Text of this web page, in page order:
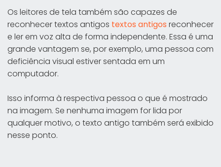
Os leitores de tela também são capazes de
reconhecer textos antigos textos antigos reconhecer
e ler em voz alta de forma independente. Essa é uma
grande vantagem se, por exemplo, uma pessoa com
deficiência visual estiver sentada em um
computador.
Isso informa à respectiva pessoa o que é mostrado
na imagem. Se nenhuma imagem for lida por
qualquer motivo, o texto antigo também será exibido
nesse ponto.